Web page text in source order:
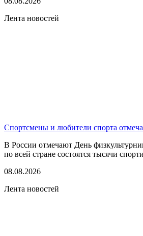
Лента новостей
Спортсмены и любители спорта
В России отмечают День
по всей стране состоятся тысячи
08.08.2026
Лента новостей